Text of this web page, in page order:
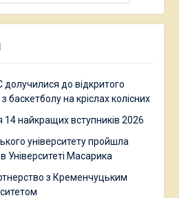
до відкритого
баскетболу на кріслах колісних
найкращих вступників 2026
університету пройшла
Університеті Масарика
з Кременчуцьким